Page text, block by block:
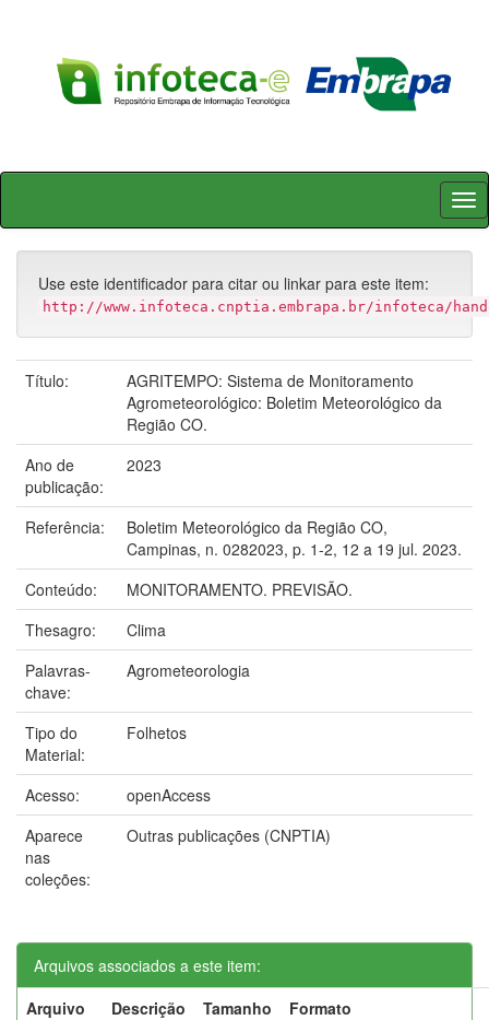
Skip
Use este identificador para citar ou linkar para este item:
http://www.infoteca.cnptia.embrapa.br/infoteca/
Título:
AGRITEMPO: Sistema de Monitoramento
Agrometeorológico: Boletim Meteorológico da
Região CO.
Ano de
publicação:
2023
Referência:
Boletim Meteorológico da Região CO,
Campinas, n. 0282023, p. 1-2, 12 a 19 jul. 2023.
Conteúdo:
MONITORAMENTO. PREVISÃO.
Thesagro:
Clima
Palavras-
chave:
Agrometeorologia
Tipo do
Material:
Folhetos
Acesso:
openAccess
Aparece
nas
coleções:
Outras publicações (CNPTIA)
Arquivos associados a este item:
Arquivo
Descrição Tamanho
Formato